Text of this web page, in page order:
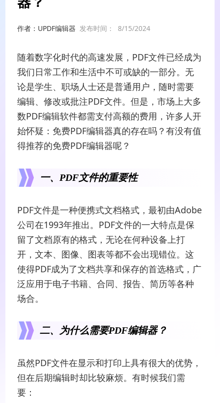
作者：UPDF编辑器 发布时间： 8/15/2024
随着数字化时代的高速发展，PDF文件已经成为
我们日常工作和生活中不可或缺的一部分。无
论是学生、职场人士还是普通用户，随时需要
编辑、修改或批注PDF文件。但是，市场上大多
数PDF编辑软件都需支付高额的费用，许多人开
始怀疑：免费PDF编辑器真的存在吗？有没有值
得推荐的免费PDF编辑器呢？
一、PDF文件的重要性
PDF文件是一种便携式文档格式，最初由Adobe
公司在1993年推出。PDF文件的一大特点是保
留了文档原有的格式，无论在何种设备上打
开，文本、图像、图表等都不会出现错位。这
使得PDF成为了文档共享和保存的首选格式，广
泛应用于电子书籍、合同、报告、简历等各种
场合。
二、为什么需要PDF编辑器？
虽然PDF文件在显示和打印上具有很大的优势，
但在后期编辑时却比较麻烦。有时候我们需
要：